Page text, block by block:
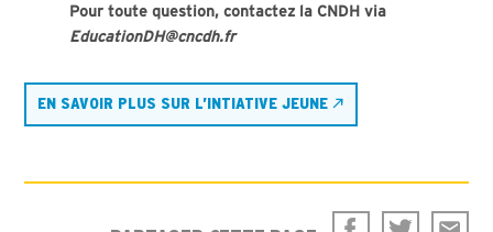
Pour toute question, contactez la CNDH via
EducationDH@cncdh.fr
EN SAVOIR PLUS SUR L’INTIATIVE JEUNE